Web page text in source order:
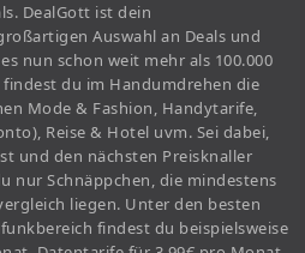
DealGott ist dein
Auswahl an Deals und
nun schon weit mehr als 100.000
findest du im Handumdrehen die
Mode & Fashion, Handytarife,
Reise & Hotel uvm. Sei dabei,
und den nächsten Preisknaller
nur Schnäppchen, die mindestens
liegen. Unter den besten
findest du beispielsweise